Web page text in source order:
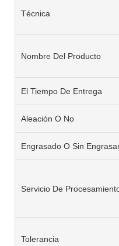
Técnica
Nombre Del Producto
El Tiempo De Entrega
Aleación O No
Engrasado O Sin
Servicio De
Tolerancia